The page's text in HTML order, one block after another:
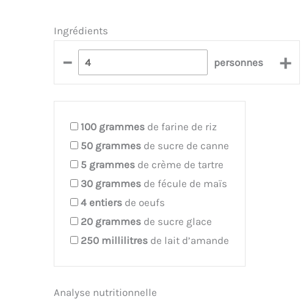
Ingrédients
– personnes +
100 grammes de farine de riz
50 grammes de sucre de canne
5 grammes de crème de tartre
30 grammes de fécule de maïs
4 entiers de oeufs
20 grammes de sucre glace
250 millilitres de lait d’amande
Analyse nutritionnelle